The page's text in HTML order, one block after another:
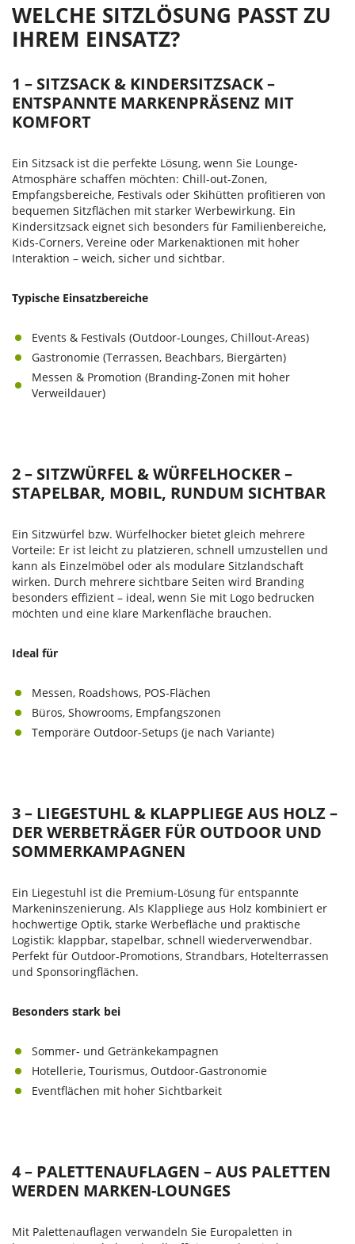
WELCHE SITZLÖSUNG PASST ZU
IHREM EINSATZ?
1 – SITZSACK & KINDERSITZSACK –
ENTSPANNTE MARKENPRÄSENZ MIT
KOMFORT
Ein Sitzsack ist die perfekte Lösung, wenn Sie Lounge-
Atmosphäre schaffen möchten: Chill-out-Zonen,
Empfangsbereiche, Festivals oder Skihütten profitieren von
bequemen Sitzflächen mit starker Werbewirkung. Ein
Kindersitzsack eignet sich besonders für Familienbereiche,
Kids-Corners, Vereine oder Markenaktionen mit hoher
Interaktion – weich, sicher und sichtbar.
Typische Einsatzbereiche
Events & Festivals (Outdoor-Lounges, Chillout-Areas)
Gastronomie (Terrassen, Beachbars, Biergärten)
Messen & Promotion (Branding-Zonen mit hoher
Verweildauer)
2 – SITZWÜRFEL & WÜRFELHOCKER –
STAPELBAR, MOBIL, RUNDUM SICHTBAR
Ein Sitzwürfel bzw. Würfelhocker bietet gleich mehrere
Vorteile: Er ist leicht zu platzieren, schnell umzustellen und
kann als Einzelmöbel oder als modulare Sitzlandschaft
wirken. Durch mehrere sichtbare Seiten wird Branding
besonders effizient – ideal, wenn Sie mit Logo bedrucken
möchten und eine klare Markenfläche brauchen.
Ideal für
Messen, Roadshows, POS-Flächen
Büros, Showrooms, Empfangszonen
Temporäre Outdoor-Setups (je nach Variante)
3 – LIEGESTUHL & KLAPPLIEGE AUS HOLZ –
DER WERBETRÄGER FÜR OUTDOOR UND
SOMMERKAMPAGNEN
Ein Liegestuhl ist die Premium-Lösung für entspannte
Markeninszenierung. Als Klappliege aus Holz kombiniert er
hochwertige Optik, starke Werbefläche und praktische
Logistik: klappbar, stapelbar, schnell wiederverwendbar.
Perfekt für Outdoor-Promotions, Strandbars, Hotelterrassen
und Sponsoringflächen.
Besonders stark bei
Sommer- und Getränkekampagnen
Hotellerie, Tourismus, Outdoor-Gastronomie
Eventflächen mit hoher Sichtbarkeit
4 – PALETTENAUFLAGEN – AUS PALETTEN
WERDEN MARKEN-LOUNGES
Mit Palettenauflagen verwandeln Sie Europaletten in